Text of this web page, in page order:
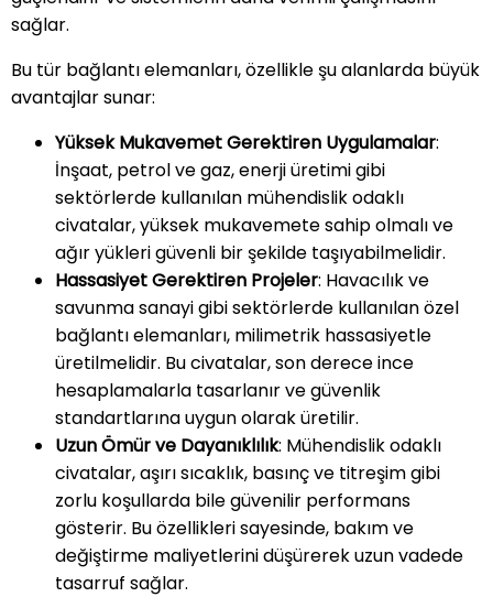
sağlar.
Bu tür bağlantı elemanları, özellikle şu alanlarda büyük
avantajlar sunar:
Yüksek Mukavemet Gerektiren Uygulamalar:
İnşaat, petrol ve gaz, enerji üretimi gibi
sektörlerde kullanılan mühendislik odaklı
civatalar, yüksek mukavemete sahip olmalı ve
ağır yükleri güvenli bir şekilde taşıyabilmelidir.
Hassasiyet Gerektiren Projeler: Havacılık ve
savunma sanayi gibi sektörlerde kullanılan özel
bağlantı elemanları, milimetrik hassasiyetle
üretilmelidir. Bu civatalar, son derece ince
hesaplamalarla tasarlanır ve güvenlik
standartlarına uygun olarak üretilir.
Uzun Ömür ve Dayanıklılık: Mühendislik odaklı
civatalar, aşırı sıcaklık, basınç ve titreşim gibi
zorlu koşullarda bile güvenilir performans
gösterir. Bu özellikleri sayesinde, bakım ve
değiştirme maliyetlerini düşürerek uzun vadede
tasarruf sağlar.